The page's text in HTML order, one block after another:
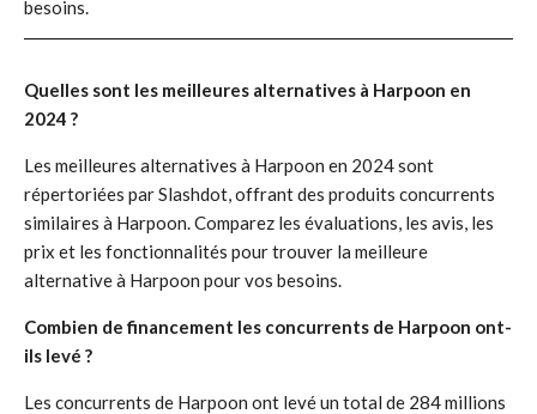
besoins.
Quelles sont les meilleures alternatives à Harpoon en
2024 ?
Les meilleures alternatives à Harpoon en 2024 sont
répertoriées par Slashdot, offrant des produits concurrents
similaires à Harpoon. Comparez les évaluations, les avis, les
prix et les fonctionnalités pour trouver la meilleure
alternative à Harpoon pour vos besoins.
Combien de financement les concurrents de Harpoon ont-
ils levé ?
Les concurrents de Harpoon ont levé un total de 284 millions